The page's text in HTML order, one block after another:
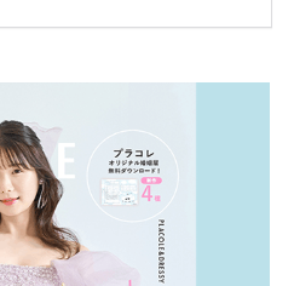
に選ぶと損をしてしまうことも……。
プラコレの特典は？」といった疑問も
ずは診断で候補を絞れる「ウェディ
断」か、体験型 […]続きを読む